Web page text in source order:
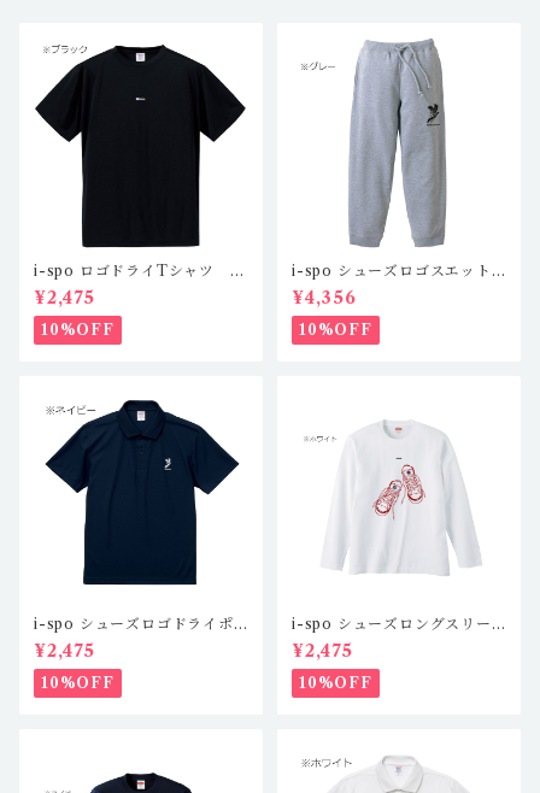
i-spo ロゴドライTシャツ IS
-DT-201,2,3,4（4カラー）
¥2,475
10%OFF
i-spo シューズロゴスエット
パンツ IS-SP-101,2（2カラ
ー）
¥4,356
10%OFF
i-spo シューズロゴドライポ
ロシャツツ IS-DP-101,2,3,
4(4カラー)
¥2,475
10%OFF
i-spo シューズロングスリー
ブTシャツ1 IS-LS-101,2,3,
4（4カラー）
¥2,475
10%OFF